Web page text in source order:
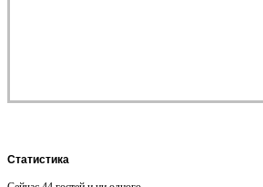
Статистика